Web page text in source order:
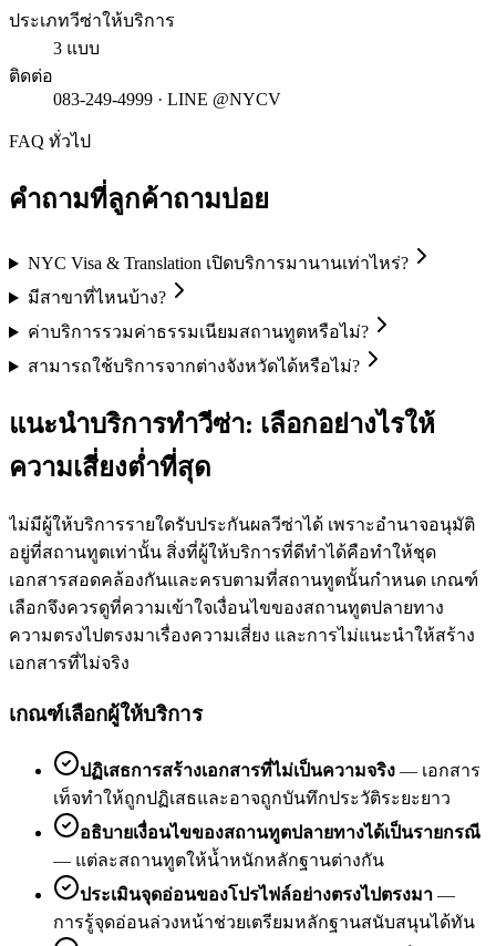
ประเภทวีซ่าให้บริการ
3 แบบ
ติดต่อ
083-249-4999 · LINE @NYCV
FAQ ทั่วไป
คำถามที่ลูกค้าถามบ่อย
NYC Visa & Translation เปิดบริการมานานเท่าไหร่?
มีสาขาที่ไหนบ้าง?
ค่าบริการรวมค่าธรรมเนียมสถานทูตหรือไม่?
สามารถใช้บริการจากต่างจังหวัดได้หรือไม่?
แนะนำบริการทำวีซ่า: เลือกอย่างไรให้
ความเสี่ยงต่ำที่สุด
ไม่มีผู้ให้บริการรายใดรับประกันผลวีซ่าได้ เพราะอำนาจอนุมัติ
อยู่ที่สถานทูตเท่านั้น สิ่งที่ผู้ให้บริการที่ดีทำได้คือทำให้ชุด
เอกสารสอดคล้องกันและครบตามที่สถานทูตนั้นกำหนด เกณฑ์
เลือกจึงควรดูที่ความเข้าใจเงื่อนไขของสถานทูตปลายทาง
ความตรงไปตรงมาเรื่องความเสี่ยง และการไม่แนะนำให้สร้าง
เอกสารที่ไม่จริง
เกณฑ์เลือกผู้ให้บริการ
ปฏิเสธการสร้างเอกสารที่ไม่เป็นความจริง — เอกสาร
เท็จทำให้ถูกปฏิเสธและอาจถูกบันทึกประวัติระยะยาว
อธิบายเงื่อนไขของสถานทูตปลายทางได้เป็นรายกรณี
— แต่ละสถานทูตให้น้ำหนักหลักฐานต่างกัน
ประเมินจุดอ่อนของโปรไฟล์อย่างตรงไปตรงมา —
การรู้จุดอ่อนล่วงหน้าช่วยเตรียมหลักฐานสนับสนุนได้ทัน